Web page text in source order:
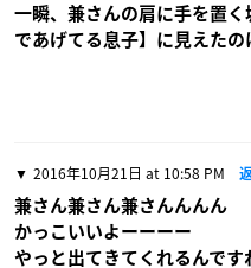
一瞬、兼さんの肩に手を置
であげてる息子】に見えた
2016年10月21日 at 10:58 PM
兼さん兼さん兼さんんんん
かっこいいよーーーー
やっと出てきてくれるんで